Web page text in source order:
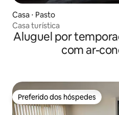
Casa ⋅ Pasto
Casa turística
Aluguel por
com ar-
Preferido dos hóspedes
Preferido dos hóspedes